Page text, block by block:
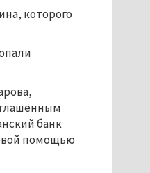
которого
банк
помощью